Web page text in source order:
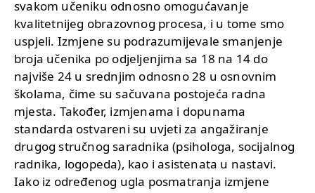
svakom učeniku odnosno omogućavanje
kvalitetnijeg obrazovnog procesa, i u tome smo
uspjeli. Izmjene su podrazumijevale smanjenje
broja učenika po odjeljenjima sa 18 na 14 do
najviše 24 u srednjim odnosno 28 u osnovnim
školama, čime su sačuvana postojeća radna
mjesta. Također, izmjenama i dopunama
standarda ostvareni su uvjeti za angažiranje
drugog stručnog saradnika (psihologa, socijalnog
radnika, logopeda), kao i asistenata u nastavi.
Iako iz određenog ugla posmatranja izmjene